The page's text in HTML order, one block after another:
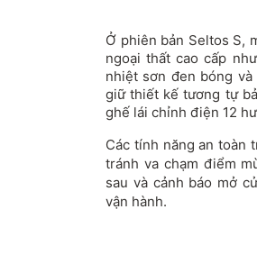
Ở phiên bản Seltos S,
ngoại thất cao cấp
nhiệt sơn đen bóng
giữ thiết kế tương tự
ghế lái chỉnh điện 12
Các tính năng an toàn
tránh va chạm điểm
sau và cảnh báo mở
vận hành.